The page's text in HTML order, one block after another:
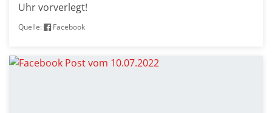
Uhr vorverlegt!
Quelle: Facebook